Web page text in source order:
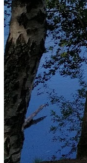
Är du ett företag som
Skapa företagskonto
Det är gratis och tar
Fler aktiviteter